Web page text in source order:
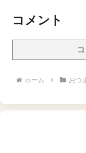
ばらまきお菓子 大容量
ら撒きお菓子
コメント
ホーム おつ